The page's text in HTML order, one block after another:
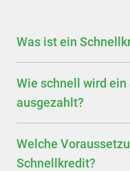
Was ist ein
Wie schnell wird
ausgezahlt?
Welche
Schnellkredit?